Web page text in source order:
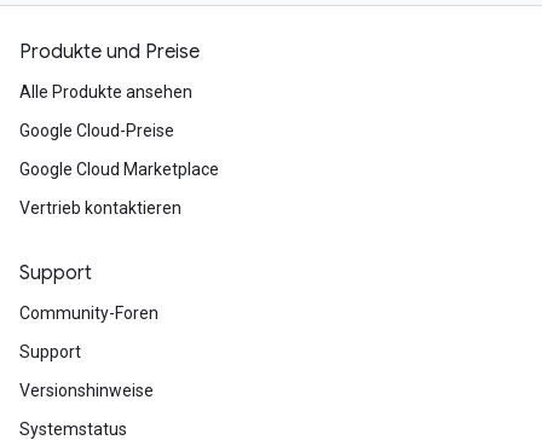
Produkte und Preise
Alle Produkte ansehen
Google Cloud-Preise
Google Cloud Marketplace
Vertrieb kontaktieren
Support
Community-Foren
Support
Versionshinweise
Systemstatus